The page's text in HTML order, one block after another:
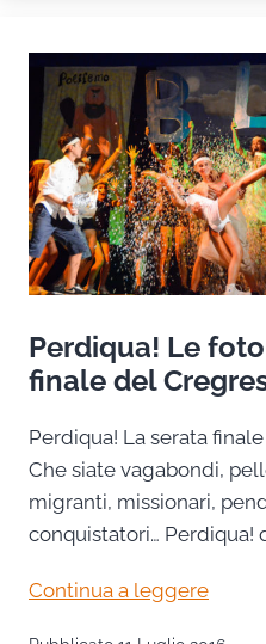
Perdiqua! Le
finale del
Perdiqua! La serata
Che siate vagabondi,
migranti, missionari,
conquistatori… Perdiqua!
Continua a leggere